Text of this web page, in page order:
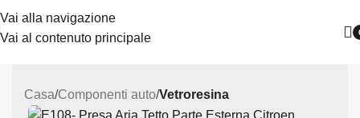
Vai alla navigazione
Vai al contenuto principale
Casa Componenti auto Vetroresina